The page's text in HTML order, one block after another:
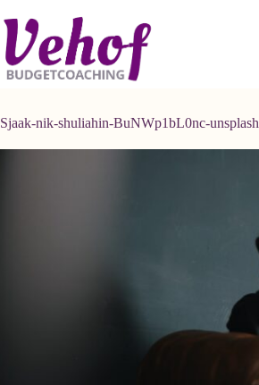
naar
de
inhoud
Sjaak-nik-shuliahin-BuNWp1bL0nc-unsplash